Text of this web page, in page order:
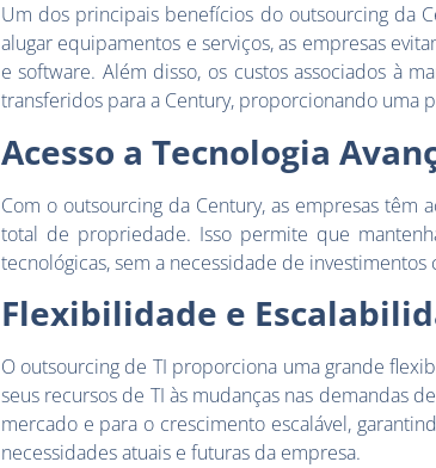
Um dos principais benefícios do outsourcing da
alugar equipamentos e serviços, as empresas
e software. Além disso, os custos associados à
transferidos para a Century, proporcionando uma
Acesso a Tecnologia
Com o outsourcing da Century, as empresas têm
total de propriedade. Isso permite que
tecnológicas, sem a necessidade de
Flexibilidade e
O outsourcing de TI proporciona uma grande
seus recursos de TI às mudanças nas demandas
mercado e para o crescimento escalável,
necessidades atuais e futuras da empresa.